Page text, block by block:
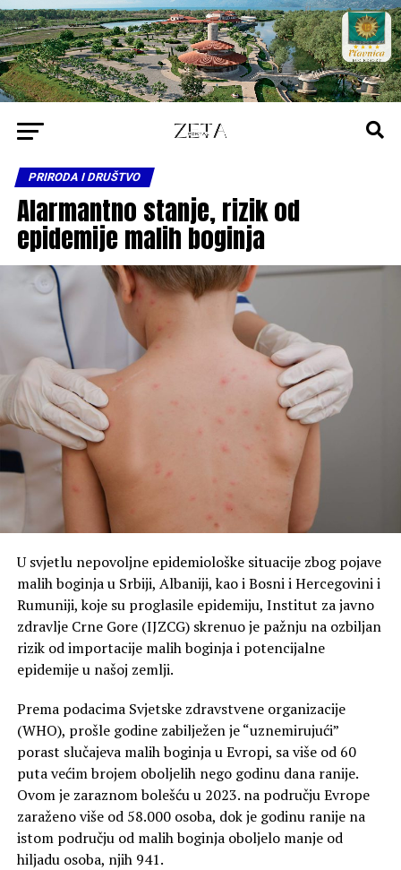
PRIRODA I DRUŠTVO
Alarmantno stanje, rizik od
epidemije malih boginja
U svjetlu nepovoljne epidemiološke situacije zbog pojave
malih boginja u Srbiji, Albaniji, kao i Bosni i Hercegovini i
Rumuniji, koje su proglasile epidemiju, Institut za javno
zdravlje Crne Gore (IJZCG) skrenuo je pažnju na ozbiljan
rizik od importacije malih boginja i potencijalne
epidemije u našoj zemlji.
Prema podacima Svjetske zdravstvene organizacije
(WHO), prošle godine zabilježen je “uznemirujući”
porast slučajeva malih boginja u Evropi, sa više od 60
puta većim brojem oboljelih nego godinu dana ranije.
Ovom je zaraznom bolešću u 2023. na području Evrope
zaraženo više od 58.000 osoba, dok je godinu ranije na
istom području od malih boginja oboljelo manje od
hiljadu osoba, njih 941.